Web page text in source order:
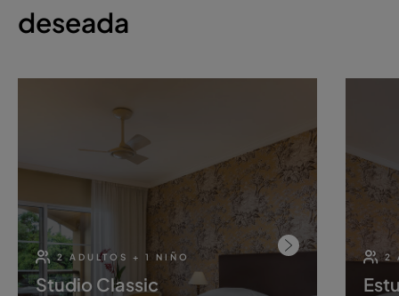
deseada
2 ADULTOS + 1 NIÑO
Studio Classic
2